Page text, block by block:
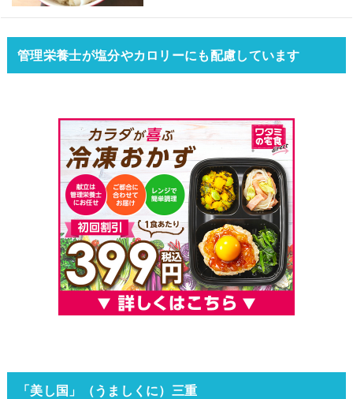
管理栄養士が塩分やカロリーにも配慮しています
「美し国」（うましくに）三重